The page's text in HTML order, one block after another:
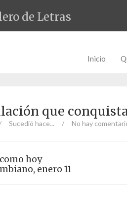
de Letras
Inicio
que
Sucedió hace... / No hay
hoy
enero 11